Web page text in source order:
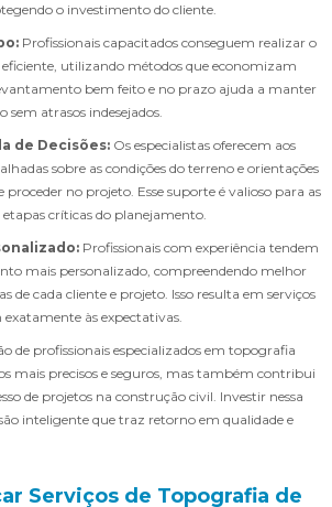
o investimento do cliente.
Profissionais capacitados conseguem realizar o
utilizando métodos que economizam
bem feito e no prazo ajuda a manter
atrasos indesejados.
de Decisões: Os especialistas oferecem aos
sobre as condições do terreno e orientações
no projeto. Esse suporte é valioso para as
etapas críticas do planejamento.
Profissionais com experiência tendem
mais personalizado, compreendendo melhor
de cada cliente e projeto. Isso resulta em serviços
às expectativas.
de profissionais especializados em topografia
mais precisos e seguros, mas também contribui
de projetos na construção civil. Investir nessa
inteligente que traz retorno em qualidade e
Serviços de Topografia de